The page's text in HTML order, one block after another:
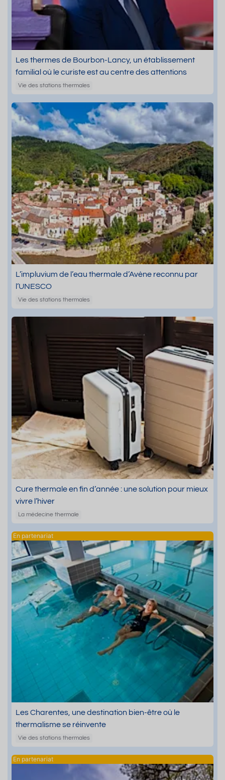
Les thermes de Bourbon-Lancy, un établissement
familial où le curiste est au centre des attentions
Vie des stations thermales
L’impluvium de l’eau thermale d’Avène reconnu par
l’UNESCO
Vie des stations thermales
Cure thermale en fin d’année : une solution pour mieux
vivre l’hiver
La médecine thermale
Les Charentes, une destination bien-être où le
thermalisme se réinvente
Vie des stations thermales